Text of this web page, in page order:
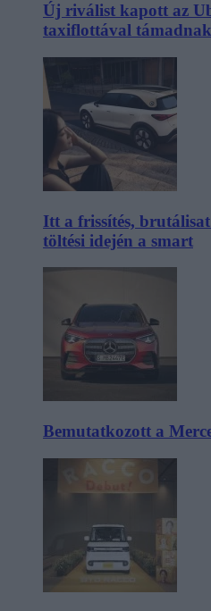
Új riválist kapott az
taxiflottával
Itt a frissítés,
töltési idején a smart
Bemutatkozott a